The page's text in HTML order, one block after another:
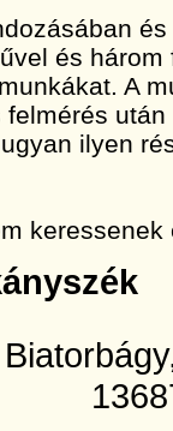
és
A
ilyen